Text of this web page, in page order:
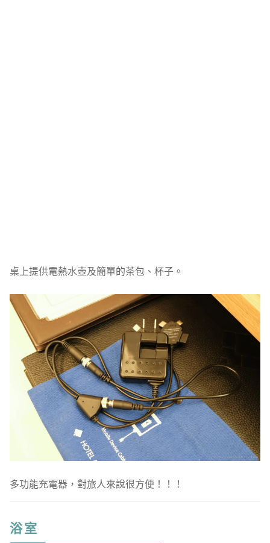
桌上提供電熱水壺及簡單的茶包、杯子。
多功能充電器，對旅人來說很方便！！！
浴室